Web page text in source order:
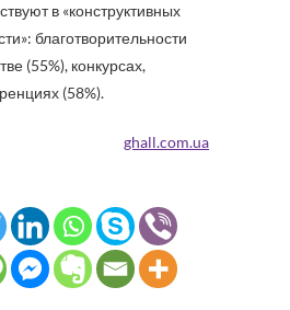
в «конструктивных
благотворительности
(55%), конкурсах,
(58%).
ghall.com.ua